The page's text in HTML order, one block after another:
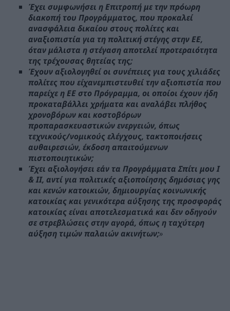
Έχει συμφωνήσει η Επιτροπή με την πρόωρη
διακοπή του Προγράμματος, που προκαλεί
ανασφάλεια δικαίου στους πολίτες και
αναξιοπιστία για τη πολιτική στέγης στην ΕΕ,
όταν μάλιστα η στέγαση αποτελεί προτεραιότητα
της τρέχουσας θητείας της;
Έχουν αξιολογηθεί οι συνέπειες για τους χιλιάδες
πολίτες που είχανεμπιστευθεί την αξιοπιστία που
παρείχε η ΕΕ στο Πρόγραμμα, οι οποίοι έχουν ήδη
προκαταβάλλει χρήματα και αναλάβει πλήθος
χρονοβόρων και κοστοβόρων
προπαρασκευαστικών ενεργειών, όπως
τεχνικούς/νομικούς ελέγχους, τακτοποιήσεις
αυθαιρεσιών, έκδοση απαιτούμενων
πιστοποιητικών;
Έχει αξιολογήσει εάν τα Προγράμματα Σπίτι μου Ι
& ΙΙ, αντί για πολιτικές αξιοποίησης δημόσιας γης
και κενών κατοικιών, δημιουργίας κοινωνικής
κατοικίας και γενικότερα αύξησης της προσφοράς
κατοικίας είναι αποτελεσματικά και δεν οδηγούν
σε στρεβλώσεις στην αγορά, όπως η ταχύτερη
αύξηση τιμών παλαιών ακινήτων;»